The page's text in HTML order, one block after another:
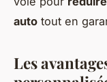
auto tout en
Les